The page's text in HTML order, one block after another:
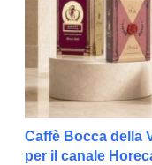
Caffè Bocca della
per il canale